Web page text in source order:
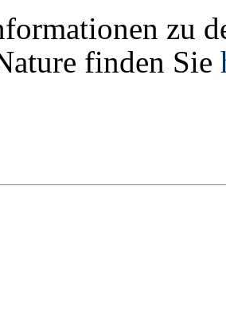
zu
finden Sie